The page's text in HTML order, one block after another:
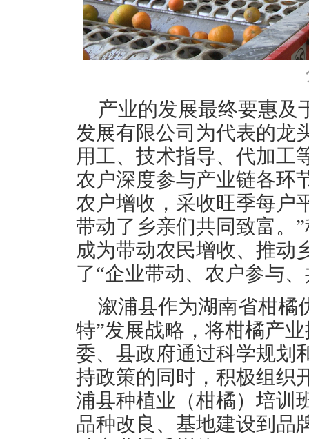
产业的发展最终要惠及
发展有限公司为代表的龙
用工、技术指导、代加工
农户深度参与产业链各环
农户增收，采收旺季每户
带动了乡亲们共同致富。
成为带动农民增收、推动
了“企业带动、农户参与
溆浦县作为湖南省柑橘
特”发展战略，将柑橘产
委、县政府通过科学规划
持政策的同时，积极组织
浦县种植业（柑橘）培训
品种改良、基地建设到品